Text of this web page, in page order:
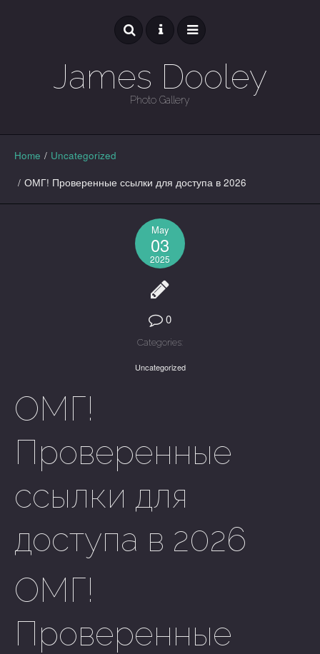
James Dooley
Photo Gallery
GALLERY
Home / Uncategorized
/ ОМГ! Проверенные ссылки для доступа в 2026
May
03
2025
0
Categories:
Uncategorized
ОМГ!
Проверенные
ссылки для
доступа в 2026
ОМГ!
Проверенные